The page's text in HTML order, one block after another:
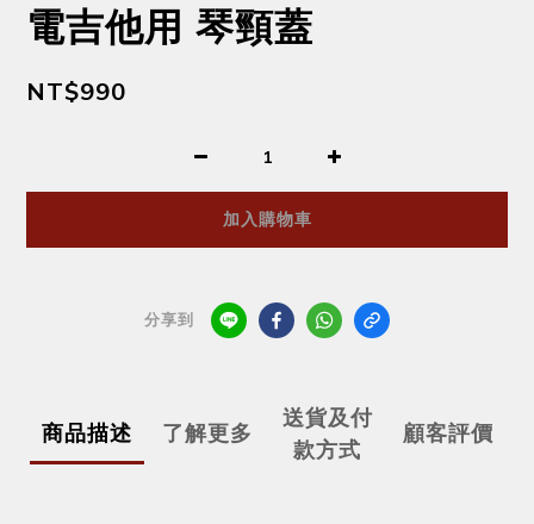
電吉他用 琴頸蓋
NT$990
加入購物車
分享到
商品描述 了解更多
送貨及付
款方式
顧客評價